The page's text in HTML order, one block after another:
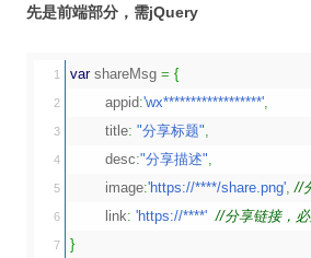
先是前端部分，需jQuery
1
2
3
4
5
6
7
var shareMsg = {
	appid
:'wx******************'
	title
: "分享标题"
	desc
:"分享描述"
	image
:'https://****/share.png' //
	link
: 'https://****' //分享链接，
}